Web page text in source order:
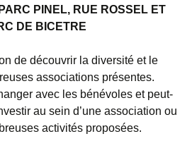
PINEL, RUE ROSSEL ET
DE BICETRE
de découvrir la diversité et le
associations présentes.
avec les bénévoles et peut-
au sein d’une association ou
activités proposées.